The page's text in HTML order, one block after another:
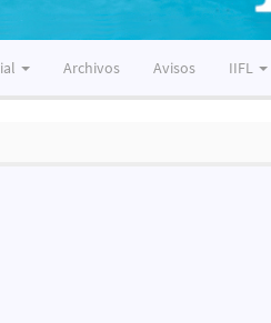
Archivos Avisos IIFL